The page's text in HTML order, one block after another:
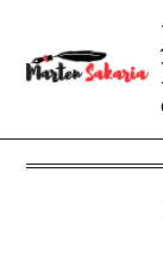
content